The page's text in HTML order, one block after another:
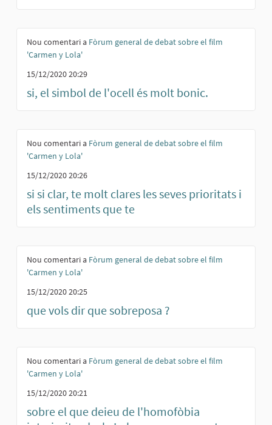
Nou comentari a Fòrum general de debat sobre el film
'Carmen y Lola'
15/12/2020 20:29
si, el simbol de l'ocell és molt bonic.
Nou comentari a Fòrum general de debat sobre el film
'Carmen y Lola'
15/12/2020 20:26
si si clar, te molt clares les seves prioritats i
els sentiments que te
Nou comentari a Fòrum general de debat sobre el film
'Carmen y Lola'
15/12/2020 20:25
que vols dir que sobreposa ?
Nou comentari a Fòrum general de debat sobre el film
'Carmen y Lola'
15/12/2020 20:21
sobre el que deieu de l'homofòbia